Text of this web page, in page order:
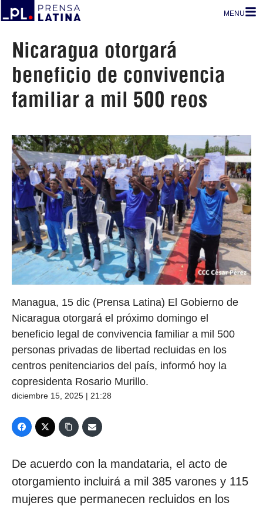
MENU
Nicaragua otorgará
beneficio de convivencia
familiar a mil 500 reos
Managua, 15 dic (Prensa Latina) El Gobierno de
Nicaragua otorgará el próximo domingo el
beneficio legal de convivencia familiar a mil 500
personas privadas de libertad recluidas en los
centros penitenciarios del país, informó hoy la
copresidenta Rosario Murillo.
diciembre 15, 2025 | 21:28
De acuerdo con la mandataria, el acto de
otorgamiento incluirá a mil 385 varones y 115
mujeres que permanecen recluidos en los